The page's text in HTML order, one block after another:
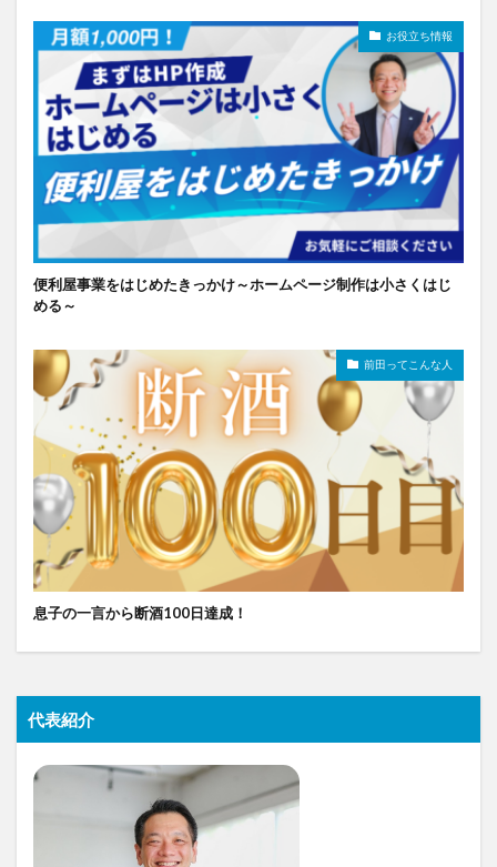
お役立ち情報
便利屋事業をはじめたきっかけ～ホームページ制作は小さくはじ
める～
前田ってこんな人
息子の一言から断酒100日達成！
代表紹介